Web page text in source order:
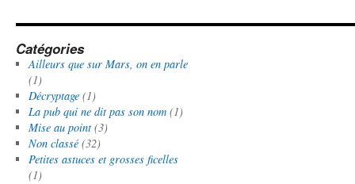
Catégories
Ailleurs que sur Mars, on en parle
(1)
Décryptage(1)
La pub qui ne dit pas son nom(1)
Mise au point(3)
Non classé(32)
Petites astuces et grosses ficelles
(1)